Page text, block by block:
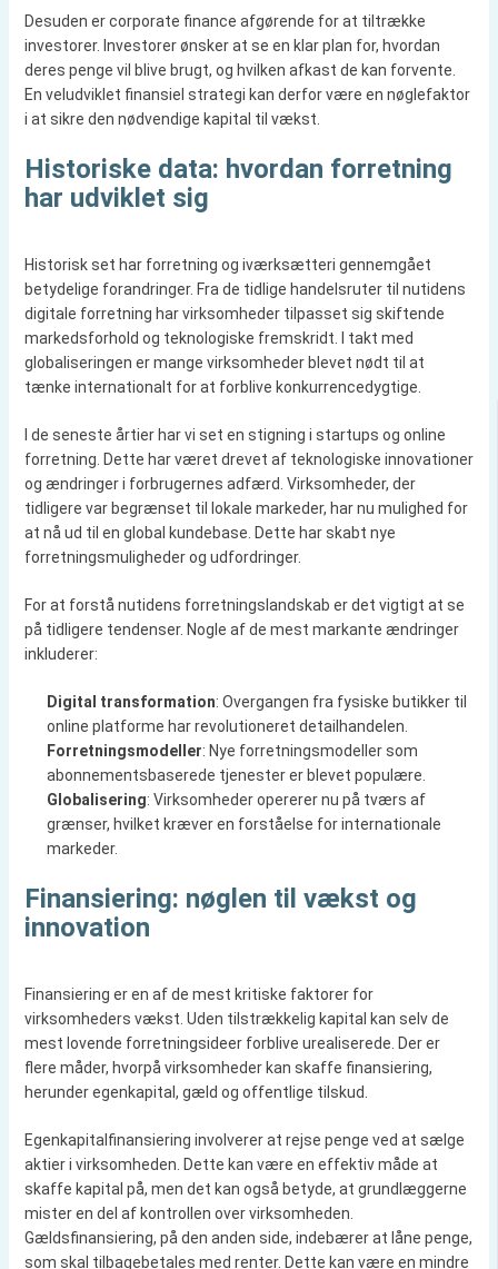
Desuden er corporate finance afgørende for at tiltrække
investorer. Investorer ønsker at se en klar plan for, hvordan
deres penge vil blive brugt, og hvilken afkast de kan forvente.
En veludviklet finansiel strategi kan derfor være en nøglefaktor
i at sikre den nødvendige kapital til vækst.
Historiske data: hvordan forretning
har udviklet sig
Historisk set har forretning og iværksætteri gennemgået
betydelige forandringer. Fra de tidlige handelsruter til nutidens
digitale forretning har virksomheder tilpasset sig skiftende
markedsforhold og teknologiske fremskridt. I takt med
globaliseringen er mange virksomheder blevet nødt til at
tænke internationalt for at forblive konkurrencedygtige.
I de seneste årtier har vi set en stigning i startups og online
forretning. Dette har været drevet af teknologiske innovationer
og ændringer i forbrugernes adfærd. Virksomheder, der
tidligere var begrænset til lokale markeder, har nu mulighed for
at nå ud til en global kundebase. Dette har skabt nye
forretningsmuligheder og udfordringer.
For at forstå nutidens forretningslandskab er det vigtigt at se
på tidligere tendenser. Nogle af de mest markante ændringer
inkluderer:
Digital transformation: Overgangen fra fysiske butikker til
online platforme har revolutioneret detailhandelen.
Forretningsmodeller: Nye forretningsmodeller som
abonnementsbaserede tjenester er blevet populære.
Globalisering: Virksomheder opererer nu på tværs af
grænser, hvilket kræver en forståelse for internationale
markeder.
Finansiering: nøglen til vækst og
innovation
Finansiering er en af de mest kritiske faktorer for
virksomheders vækst. Uden tilstrækkelig kapital kan selv de
mest lovende forretningsideer forblive urealiserede. Der er
flere måder, hvorpå virksomheder kan skaffe finansiering,
herunder egenkapital, gæld og offentlige tilskud.
Egenkapitalfinansiering involverer at rejse penge ved at sælge
aktier i virksomheden. Dette kan være en effektiv måde at
skaffe kapital på, men det kan også betyde, at grundlæggerne
mister en del af kontrollen over virksomheden.
Gældsfinansiering, på den anden side, indebærer at låne penge,
som skal tilbagebetales med renter. Dette kan være en mindre